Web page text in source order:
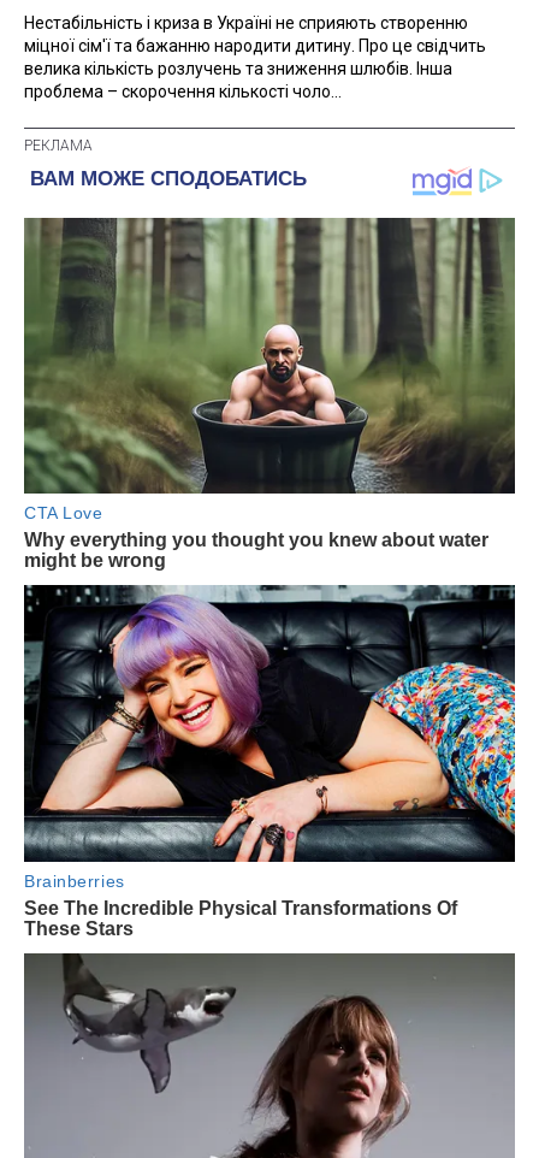
Нестабільність і криза в Україні не сприяють створенню
міцної сім'ї та бажанню народити дитину. Про це свідчить
велика кількість розлучень та зниження шлюбів. Інша
проблема – скорочення кількості чоло...